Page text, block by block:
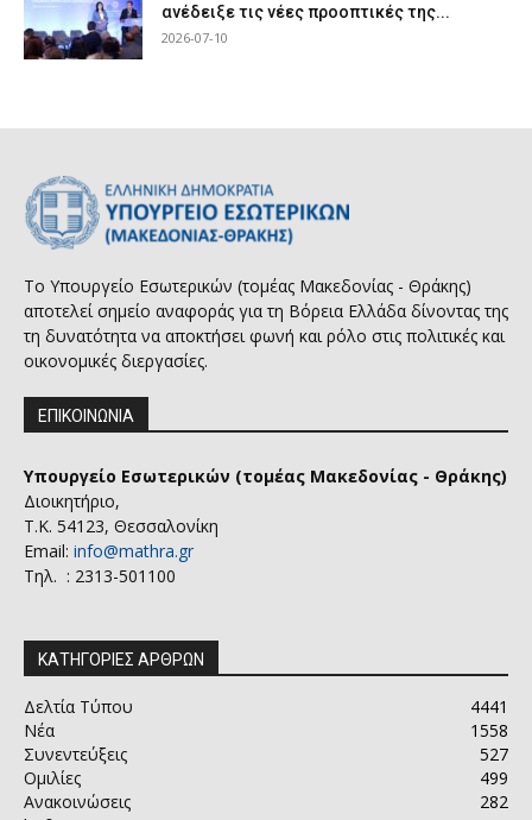
ανέδειξε τις νέες προοπτικές της...
2026-07-10
Το Υπουργείο Εσωτερικών (τομέας Μακεδονίας - Θράκης)
αποτελεί σημείο αναφοράς για τη Βόρεια Ελλάδα δίνοντας της
τη δυνατότητα να αποκτήσει φωνή και ρόλο στις πολιτικές και
οικονομικές διεργασίες.
ΕΠΙΚΟΙΝΩΝΙΑ
Υπουργείο Εσωτερικών (τομέας Μακεδονίας - Θράκης)
Διοικητήριο,
Τ.Κ. 54123, Θεσσαλονίκη
Email: info@mathra.gr
Τηλ. : 2313-501100
ΚΑΤΗΓΟΡΙΕΣ ΑΡΘΡΩΝ
Δελτία Τύπου
4441
Νέα
1558
Συνεντεύξεις
527
Ομιλίες
499
Ανακοινώσεις
282